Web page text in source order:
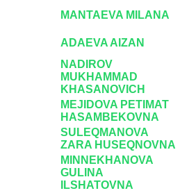
MANTAEVA MILANA
ADAEVA AIZAN
NADIROV
MUKHAMMAD
KHASANOVICH
MEJIDOVA PETIMAT
HASAMBEKOVNA
SULEQMANOVA
ZARA HUSEQNOVNA
MINNEKHANOVA
GULINA
ILSHATOVNA